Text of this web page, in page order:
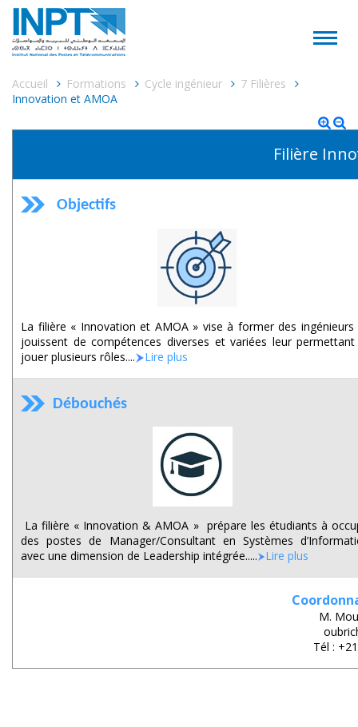
Accueil Formations Cycle ingénieur
7 Filières
Innovation et AMOA
Filière
Objectifs
La filière « Innovation et AMOA » vise à former des ingénieurs
jouissent de compétences diverses et variées leur
jouer plusieurs rôles....
Lire plus
Débouchés
La filière « Innovation & AMOA » prépare les étudiants à
des postes de Manager/Consultant en Systèmes
avec une dimension de Leadership intégrée.....
Lire plus
M.
Tél :